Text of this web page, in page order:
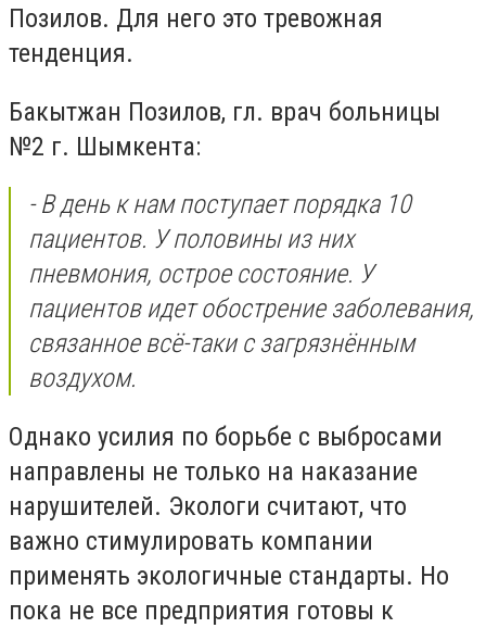
Позилов. Для него это тревожная
тенденция.
Бакытжан Позилов, гл. врач больницы
№2 г. Шымкента:
- В день к нам поступает порядка 10
пациентов. У половины из них
пневмония, острое состояние. У
пациентов идет обострение заболевания,
связанное всё-таки с загрязнённым
воздухом.
Однако усилия по борьбе с выбросами
направлены не только на наказание
нарушителей. Экологи считают, что
важно стимулировать компании
применять экологичные стандарты. Но
пока не все предприятия готовы к